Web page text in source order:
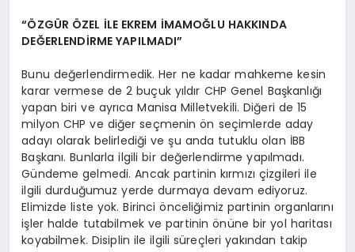
“ÖZGÜR ÖZEL İLE EKREM İMAMOĞLU HAKKINDA
DEĞERLENDİRME YAPILMADI”
Bunu değerlendirmedik. Her ne kadar mahkeme kesin
karar vermese de 2 buçuk yıldır CHP Genel Başkanlığı
yapan biri ve ayrıca Manisa Milletvekili. Diğeri de 15
milyon CHP ve diğer seçmenin ön seçimlerde aday
adayı olarak belirlediği ve şu anda tutuklu olan İBB
Başkanı. Bunlarla ilgili bir değerlendirme yapılmadı.
Gündeme gelmedi. Ancak partinin kırmızı çizgileri ile
ilgili durduğumuz yerde durmaya devam ediyoruz.
Elimizde liste yok. Birinci önceliğimiz partinin organlarını
işler halde tutabilmek ve partinin önüne bir yol haritası
koyabilmek. Disiplin ile ilgili süreçleri yakından takip